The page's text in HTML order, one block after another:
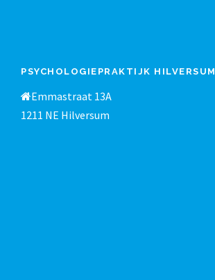
PSYCHOLOGIEPRAKTIJK HILVERSUM
Emmastraat 13A
1211 NE Hilversum